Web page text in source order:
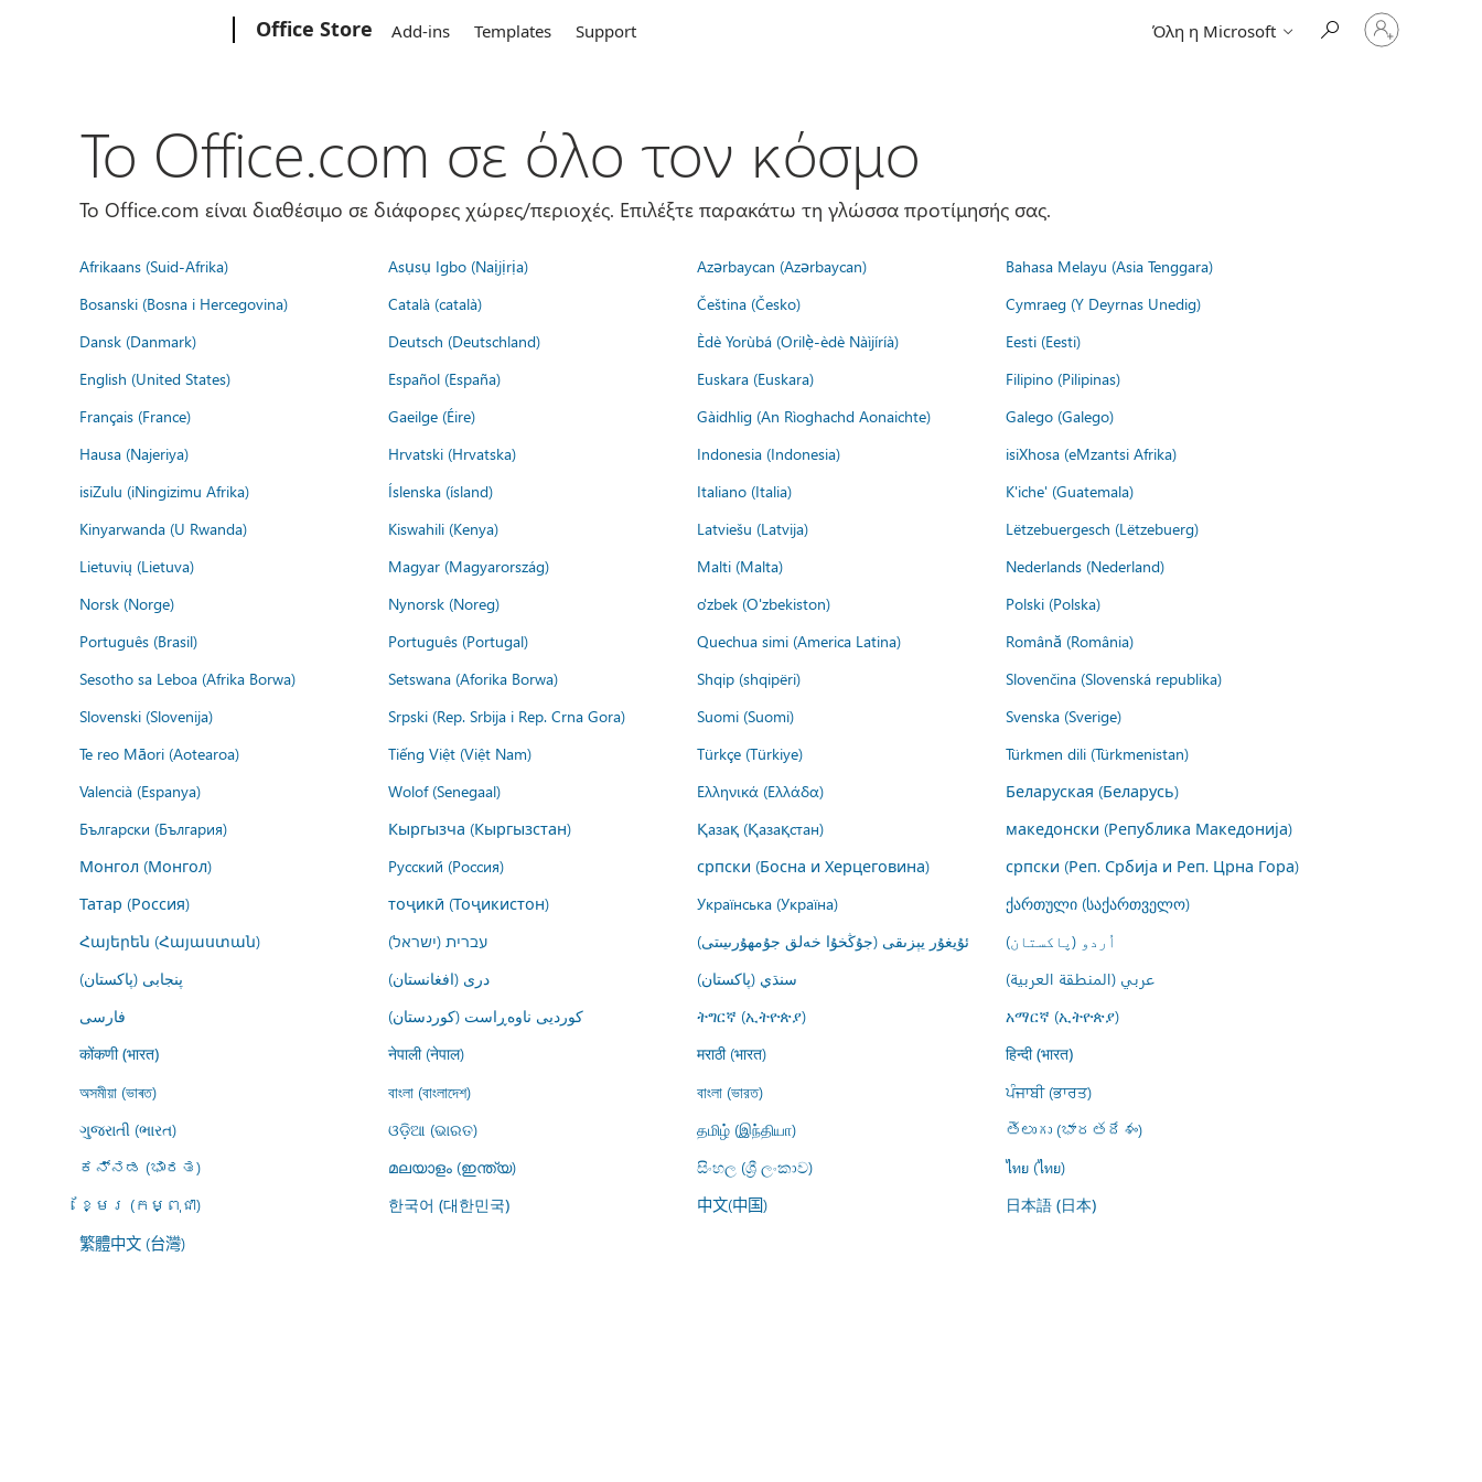
Office Store Add-ins Templates Support Όλη η Microsoft
Είσοδος
στον
λογαριασμό
Το Office.com σε όλο τον κόσμο
Το Office.com είναι διαθέσιμο σε διάφορες χώρες/περιοχές. Επιλέξτε παρακάτω τη γλώσσα προτίμησής σας.
Afrikaans (Suid-Afrika) Asụsụ Igbo (Naịjịrịa) Azərbaycan (Azərbaycan)
Bahasa Melayu (Asia Tenggara)
Bosanski (Bosna i Hercegovina)
Català (català) Čeština (Česko)
Cymraeg (Y Deyrnas Unedig)
Dansk (Danmark)
Deutsch (Deutschland) Èdè Yorùbá (Orilẹ̀-èdè Nàìjíríà)
Eesti (Eesti)
English (United States)
Español (España) Euskara (Euskara)
Filipino (Pilipinas)
Français (France)
Gaeilge (Éire) Gàidhlig (An Rìoghachd Aonaichte)
Galego (Galego)
Hausa (Najeriya)
Hrvatski (Hrvatska) Indonesia (Indonesia)
isiXhosa (eMzantsi Afrika)
isiZulu (iNingizimu Afrika)
Íslenska (ísland) Italiano (Italia)
K'iche' (Guatemala)
Kinyarwanda (U Rwanda)
Kiswahili (Kenya) Latviešu (Latvija)
Lëtzebuergesch (Lëtzebuerg)
Lietuvių (Lietuva)
Magyar (Magyarország) Malti (Malta)
Nederlands (Nederland)
Norsk (Norge)
Nynorsk (Noreg) o'zbek (O'zbekiston)
Polski (Polska)
Português (Brasil)
Português (Portugal) Quechua simi (America Latina)
Română (România)
Sesotho sa Leboa (Afrika Borwa)
Setswana (Aforika Borwa) Shqip (shqipëri)
Slovenčina (Slovenská republika)
Slovenski (Slovenija)
Srpski (Rep. Srbija i Rep. Crna Gora) Suomi (Suomi)
Svenska (Sverige)
Te reo Māori (Aotearoa)
Tiếng Việt (Việt Nam) Türkçe (Türkiye)
Türkmen dili (Türkmenistan)
Valencià (Espanya)
Wolof (Senegaal) Ελληνικά (Ελλάδα)
Беларуская (Беларусь)
Български (България)
Кыргызча (Кыргызстан) Қазақ (Қазақстан)
македонски (Република Македонија)
Монгол (Монгол)
Русский (Россия) српски (Босна и Херцеговина)
српски (Реп. Србија и Реп. Црна Гора)
Татар (Россия)
тоҷикӣ (Тоҷикистон) Українська (Україна)
ქართული (საქართველო)
Հայերեն (Հայաստան)
עברית (ישראל) ئۇيغۇر يېزىقى (جۇڭخۇا خەلق جۇمھۇرىيىتى)
اُردو (پاکستان)
پنجابی (پاکستان)
درى (افغانستان) سنڌي (پاکستان)
عربي (المنطقة العربية)
فارسى
کوردیی ناوەڕاست (کوردستان) ትግርኛ (ኢትዮጵያ) አማርኛ (ኢትዮጵያ)
कोंकणी (भारत) नेपाली (नेपाल) मराठी (भारत) हिन्दी (भारत)
অসমীয়া (ভাৰত) বাংলা (বাংলাদেশ) বাংলা (ভারত)
ਪੰਜਾਬੀ (ਭਾਰਤ)
ગુજરાતી (ભારત)
ଓଡ଼ିଆ (ଭାରତ) தமிழ் (இந்தியா)
తెలుగు (భారతదేశం)
ಕನ್ನಡ (ಭಾರತ)
മലയാളം (ഇന്ത്യ) සිංහල (ශ්‍රී ලංකාව)
ไทย (ไทย)
ខ្មែរ (កម្ពុជា)
한국어 (대한민국) 中文(中国) 日本語 (日本)
繁體中文 (台灣)